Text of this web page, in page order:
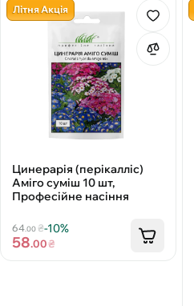
Літня Акція
Цинерарія (перікалліс)
Аміго суміш 10 шт,
Професійне насіння
64.00₴-10%
58.00₴